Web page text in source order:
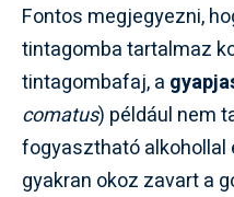
Fontos megjegyezni,
tintagomba tartalmaz
tintagombafaj, a
comatus) például nem
fogyasztható alkohollal
gyakran okoz zavart a